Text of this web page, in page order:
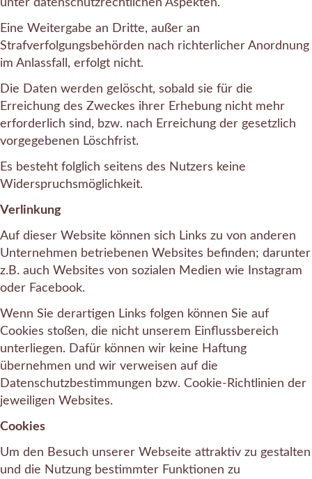
unter datenschutzrechtlichen Aspekten.
Eine Weitergabe an Dritte, außer an
Strafverfolgungsbehörden nach richterlicher Anordnung
im Anlassfall, erfolgt nicht.
Die Daten werden gelöscht, sobald sie für die
Erreichung des Zweckes ihrer Erhebung nicht mehr
erforderlich sind, bzw. nach Erreichung der gesetzlich
vorgegebenen Löschfrist.
Es besteht folglich seitens des Nutzers keine
Widerspruchsmöglichkeit.
Verlinkung
Auf dieser Website können sich Links zu von anderen
Unternehmen betriebenen Websites befinden; darunter
z.B. auch Websites von sozialen Medien wie Instagram
oder Facebook.
Wenn Sie derartigen Links folgen können Sie auf
Cookies stoßen, die nicht unserem Einflussbereich
unterliegen. Dafür können wir keine Haftung
übernehmen und wir verweisen auf die
Datenschutzbestimmungen bzw. Cookie-Richtlinien der
jeweiligen Websites.
Cookies
Um den Besuch unserer Webseite attraktiv zu gestalten
und die Nutzung bestimmter Funktionen zu